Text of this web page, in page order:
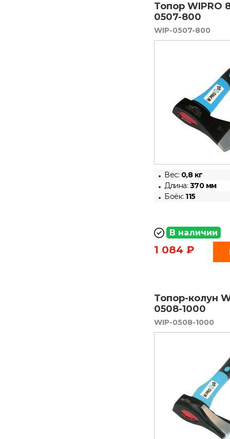
Топор WIPRO
0507-800
WIP-0507-800
Вес: 0,8 кг
Длина: 370 мм
Боёк: 115
В наличии
1 084 ₽
Топор-колун
0508-1000
WIP-0508-1000